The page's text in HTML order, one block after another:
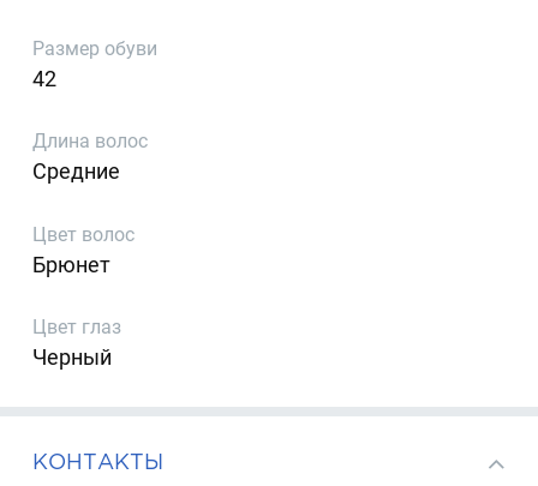
Размер обуви
42
Длина волос
Средние
Цвет волос
Брюнет
Цвет глаз
Черный
КОНТАКТЫ